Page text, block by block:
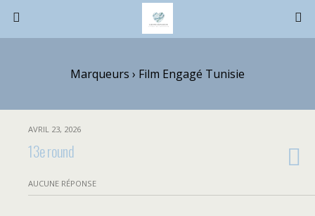
Marqueurs › Film Engagé Tunisie
AVRIL 23, 2026
13e round
AUCUNE RÉPONSE